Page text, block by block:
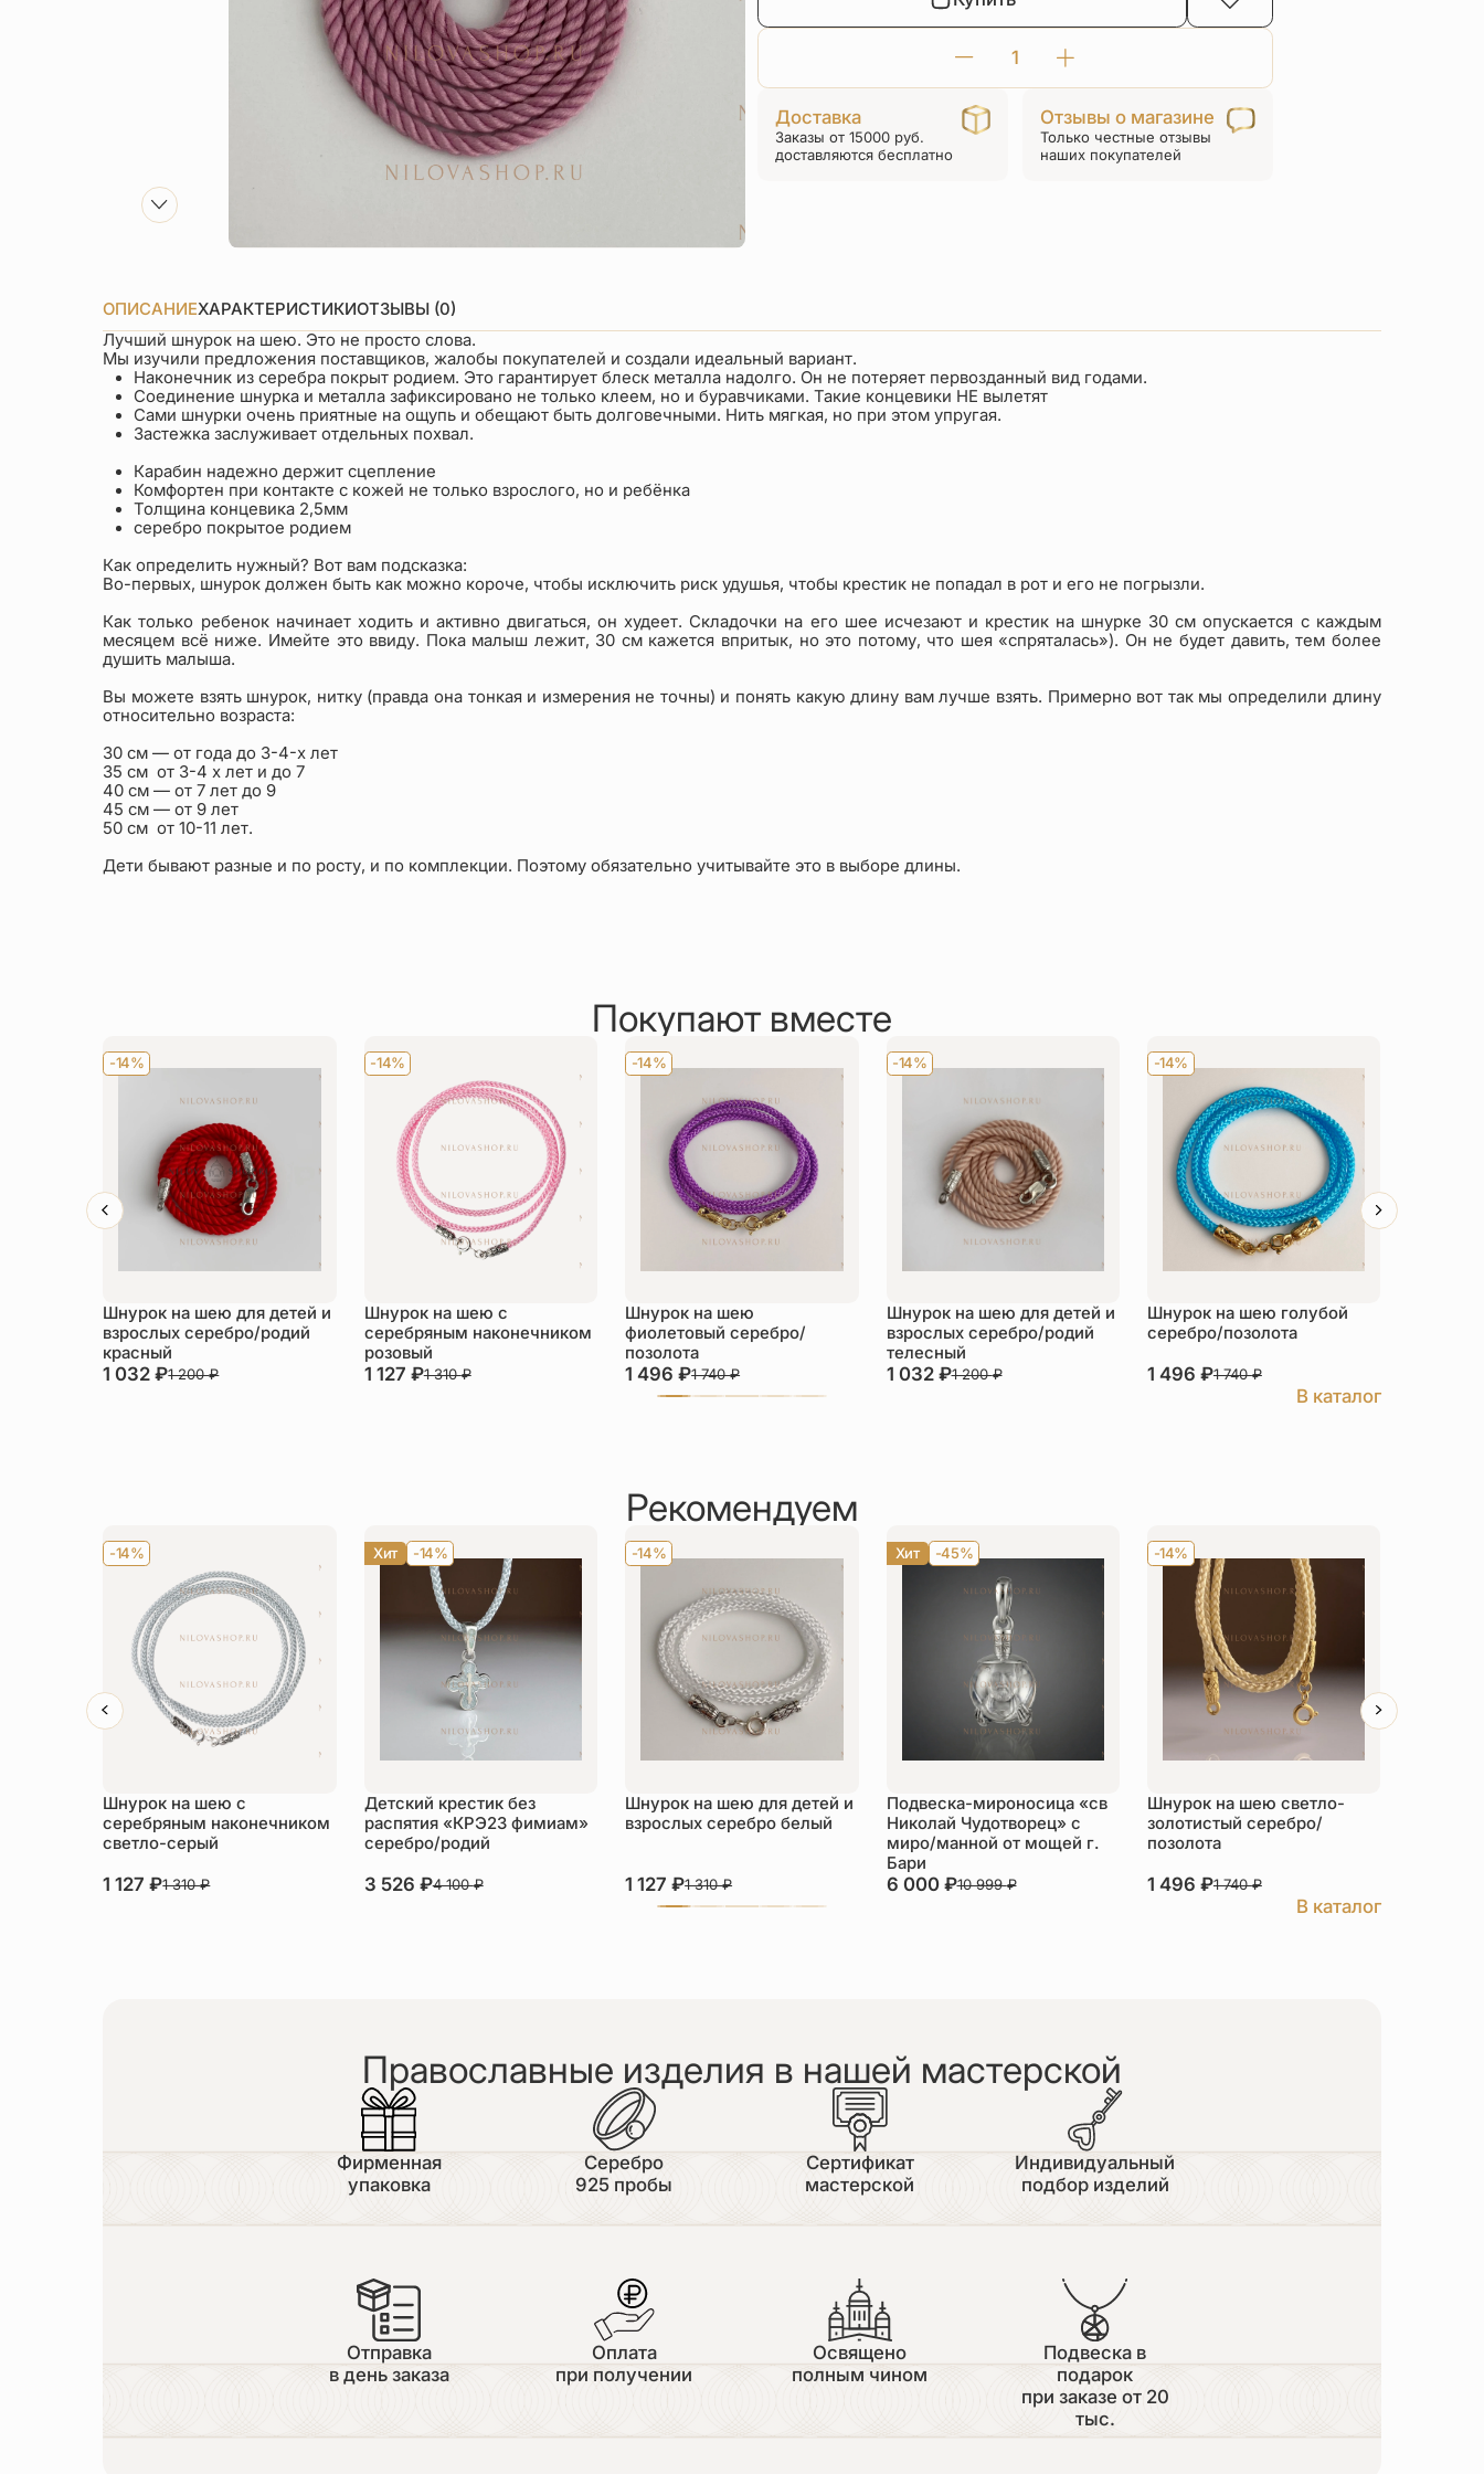
Количество
товара
Шнурок
шею
фуксия
Доставка
Заказы от 15000 руб.
доставляются бесплатно
Отзывы о магазине
Только честные отзывы
наших покупателей
ОПИСАНИЕХАРАКТЕРИСТИКИОТЗЫВЫ (0)
Лучший шнурок на шею. Это не просто слова.
Мы изучили предложения поставщиков, жалобы покупателей и создали идеальный вариант. ⠀
Наконечник из серебра покрыт родием. Это гарантирует блеск металла надолго. Он не потеряет первозданный вид годами.
Соединение шнурка и металла зафиксировано не только клеем, но и буравчиками. Такие концевики НЕ вылетят
Сами шнурки очень приятные на ощупь и обещают быть долговечными. Нить мягкая, но при этом упругая.
Застежка заслуживает отдельных похвал.
Карабин надежно держит сцепление
Комфортен при контакте с кожей не только взрослого, но и ребёнка
Толщина концевика 2,5мм
серебро покрытое родием
Как определить нужный? Вот вам подсказка:
Во-первых, шнурок должен быть как можно короче, чтобы исключить риск удушья, чтобы крестик не попадал в рот и его не погрызли.
Как только ребенок начинает ходить и активно двигаться, он худеет. Складочки на его шее исчезают и крестик на шнурке 30 см опускается с каждым
месяцем всё ниже. Имейте это ввиду. Пока малыш лежит, 30 см кажется впритык, но это потому, что шея «спряталась»). Он не будет давить, тем более
душить малыша.
Вы можете взять шнурок, нитку (правда она тонкая и измерения не точны) и понять какую длину вам лучше взять. Примерно вот так мы определили длину
относительно возраста:
30 см — от года до 3-4-х лет
35 см от 3-4 х лет и до 7
40 см — от 7 лет до 9
45 см — от 9 лет
50 см от 10-11 лет.
Дети бывают разные и по росту, и по комплекции. Поэтому обязательно учитывайте это в выборе длины.
Покупают вместе
-14%
Шнурок на шею для детей и
взрослых серебро/родий
красный
1 032₽1 200₽
-14%
Шнурок на шею с
серебряным наконечником
розовый
1 127 ₽1 310₽
-14%
Шнурок на шею
фиолетовый серебро/
позолота
1 496₽1 740₽
-14%
Шнурок на шею для детей и
взрослых серебро/родий
телесный
1 032 ₽1 200₽
-14%
Шнурок на шею голубой
серебро/позолота
1 496 ₽1 740₽
В каталог
Рекомендуем
-14%
Шнурок на шею с
серебряным наконечником
светло-серый
1 127₽1 310₽
Хит -14%
Детский крестик без
распятия «КРЭ23 фимиам»
серебро/родий
3 526 ₽4 100₽
-14%
Шнурок на шею для детей и
взрослых серебро белый
1 127₽1 310₽
Хит -45%
Подвеска-мироносица «св
Николай Чудотворец» с
миро/манной от мощей г.
Бари
6 000 ₽10 999₽
-14%
Шнурок на шею светло-
золотистый серебро/
позолота
1 496 ₽1 740₽
В каталог
Православные изделия в нашей мастерской
Фирменная
упаковка
Серебро
925 пробы
Сертификат
мастерской
Индивидуальный
подбор изделий
Отправка
в день заказа
Оплата
при получении
Освящено
полным чином
Подвеска в
подарок
при заказе от 20
тыс.